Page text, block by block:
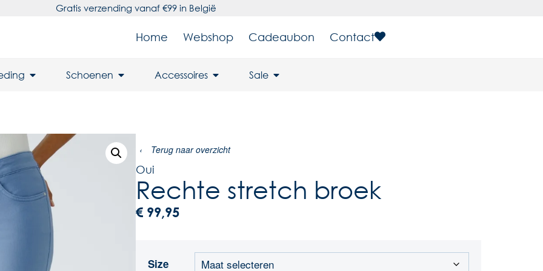
Gratis verzending vanaf €99 in België
Home Webshop Cadeaubon Contact
Schoenen Accessoires Sale
‹ Terug naar overzicht
Oui
Rechte stretch broek
€ 99,95
Size